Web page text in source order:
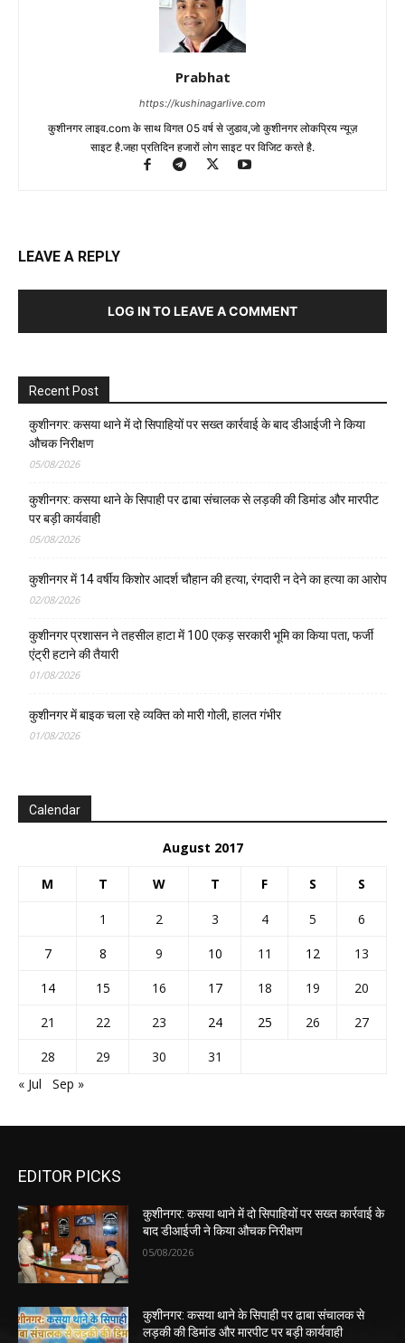
Prabhat
https://kushinagarlive.com
कुशीनगर लाइव.com के साथ विगत 05 वर्ष से जुडाव,जो कुशीनगर लोकप्रिय न्यूज़
साइट है.जहा प्रतिदिन हजारों लोग साइट पर विजिट करते है.
LEAVE A REPLY
LOG IN TO LEAVE A COMMENT
Recent Post
कुशीनगर: कसया थाने में दो सिपाहियों पर सख्त कार्रवाई के बाद डीआईजी ने किया
औचक निरीक्षण
05/08/2026
कुशीनगर: कसया थाने के सिपाही पर ढाबा संचालक से लड़की की डिमांड और मारपीट
पर बड़ी कार्यवाही
05/08/2026
कुशीनगर में 14 वर्षीय किशोर आदर्श चौहान की हत्या, रंगदारी न देने का हत्या का आरोप
02/08/2026
कुशीनगर प्रशासन ने तहसील हाटा में 100 एकड़ सरकारी भूमि का किया पता, फर्जी
एंट्री हटाने की तैयारी
01/08/2026
कुशीनगर में बाइक चला रहे व्यक्ति को मारी गोली, हालत गंभीर
01/08/2026
Calendar
August 2017
M T W T F S S
1 2 3 4 5
6
7
8 9 10 11 12
13
14
15 16 17 18 19
20
21
22 23 24 25 26
27
28
29 30
31
« Jul
Sep »
EDITOR PICKS
कुशीनगर: कसया थाने में दो सिपाहियों पर सख्त कार्रवाई के
बाद डीआईजी ने किया औचक निरीक्षण
05/08/2026
कुशीनगर: कसया थाने के सिपाही पर ढाबा संचालक से
लड़की की डिमांड और मारपीट पर बड़ी कार्यवाही